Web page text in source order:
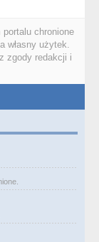
chronione
własny użytek.
zgody redakcji i